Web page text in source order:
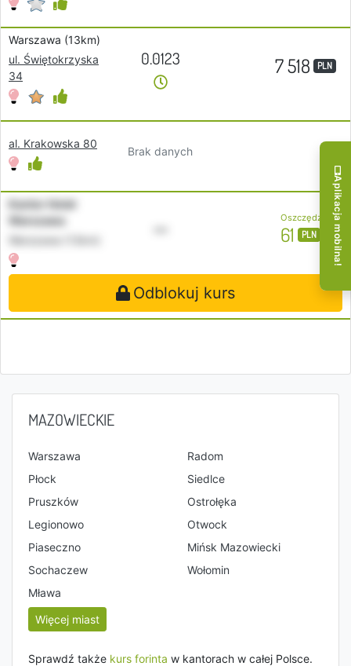
Warszawa (13km)
ul. Świętokrzyska
34
0.0123 7 518 PLN
al. Krakowska 80
Brak danych
Kantor Hotel
Warszawa
•••
Oszczędzasz
61 PLN
Odblokuj kurs
MAZOWIECKIE
Warszawa
Radom
Płock
Siedlce
Pruszków
Ostrołęka
Legionowo
Otwock
Piaseczno
Mińsk Mazowiecki
Sochaczew
Wołomin
Mława
Więcej miast
Sprawdź także kurs forinta w kantorach w całej Polsce.
Aplikacja mobilna!